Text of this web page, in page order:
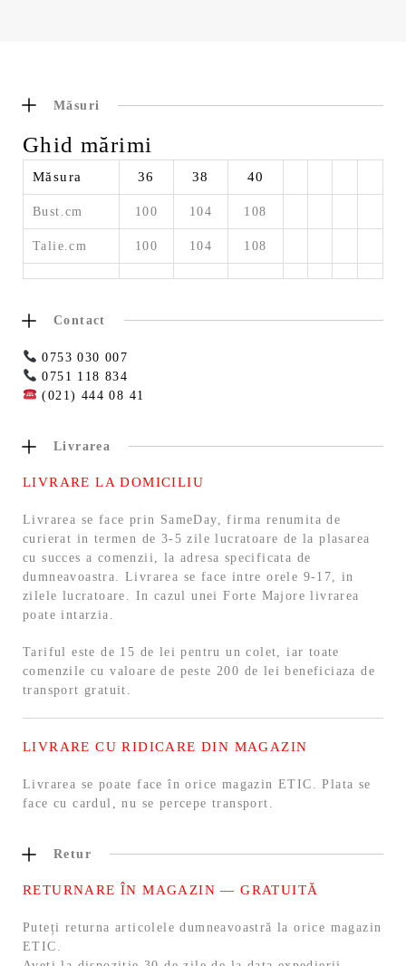
Măsuri
Ghid mărimi
Măsura 36 38 40
Bust.cm 100 104 108
Talie.cm 100 104 108
Contact
0753 030 007
0751 118 834
(021) 444 08 41
Livrarea
LIVRARE LA DOMICILIU
Livrarea se face prin SameDay, firma renumita de
curierat in termen de 3-5 zile lucratoare de la plasarea
cu succes a comenzii, la adresa specificata de
dumneavoastra. Livrarea se face intre orele 9-17, in
zilele lucratoare. In cazul unei Forte Majore livrarea
poate intarzia.
Tariful este de 15 de lei pentru un colet, iar toate
comenzile cu valoare de peste 200 de lei beneficiaza de
transport gratuit.
LIVRARE CU RIDICARE DIN MAGAZIN
Livrarea se poate face în orice magazin ETIC. Plata se
face cu cardul, nu se percepe transport.
Retur
RETURNARE ÎN MAGAZIN — GRATUITĂ
Puteți returna articolele dumneavoastră la orice magazin
ETIC.